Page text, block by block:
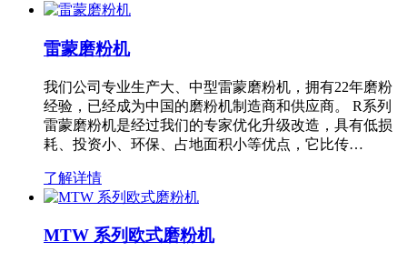
雷蒙磨粉机
我们公司专业生产大、中型雷蒙磨粉机，拥有22年磨粉
经验，已经成为中国的磨粉机制造商和供应商。 R系列
雷蒙磨粉机是经过我们的专家优化升级改造，具有低损
耗、投资小、环保、占地面积小等优点，它比传…
了解详情
MTW 系列欧式磨粉机